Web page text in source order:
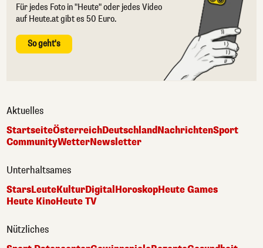
Für jedes Foto in "Heute" oder jedes Video
auf Heute.at gibt es 50 Euro.
So geht's
Aktuelles
StartseiteÖsterreichDeutschlandNachrichtenSport
CommunityWetterNewsletter
Unterhaltsames
StarsLeuteKulturDigitalHoroskopHeute Games
Heute KinoHeute TV
Nützliches